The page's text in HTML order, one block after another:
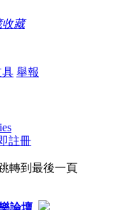
收藏
具 舉報
註冊
轉到最後一頁
論壇